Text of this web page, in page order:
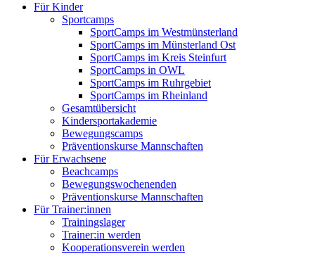
Für Kinder
Sportcamps
SportCamps im Westmünsterland
SportCamps im Münsterland Ost
SportCamps im Kreis Steinfurt
SportCamps in OWL
SportCamps im Ruhrgebiet
SportCamps im Rheinland
Gesamtübersicht
Kindersportakademie
Bewegungscamps
Präventionskurse Mannschaften
Für Erwachsene
Beachcamps
Bewegungswochenenden
Präventionskurse Mannschaften
Für Trainer:innen
Trainingslager
Trainer:in werden
Kooperationsverein werden